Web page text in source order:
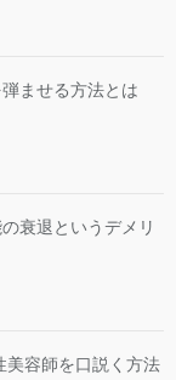
ませる方法とは
衰退というデメリ
美容師を口説く方法